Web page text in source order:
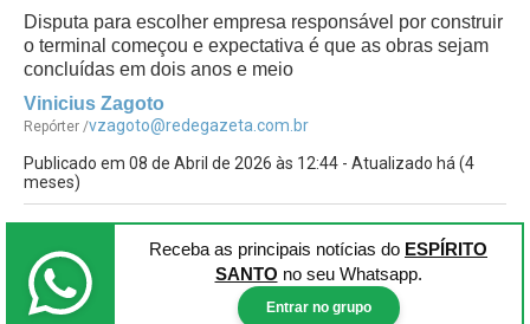
Disputa para escolher empresa responsável por construir
o terminal começou e expectativa é que as obras sejam
concluídas em dois anos e meio
Vinicius Zagoto
Repórter /vzagoto@redegazeta.com.br
Publicado em 08 de Abril de 2026 às 12:44 - Atualizado há (4
meses)
Receba as principais notícias do ESPÍRITO
SANTO no seu Whatsapp.
Entrar no grupo